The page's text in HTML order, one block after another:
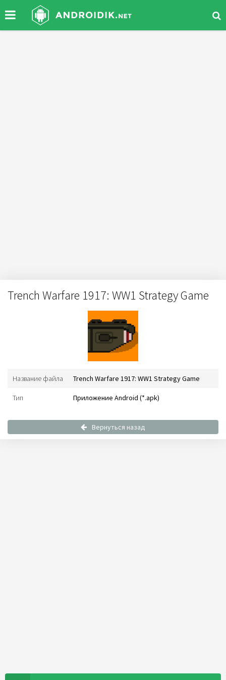
Trench Warfare 1917: WW1 Strategy Game
Название файла Trench Warfare 1917: WW1 Strategy Game
Тип Приложение Android (*.apk)
Вернуться назад